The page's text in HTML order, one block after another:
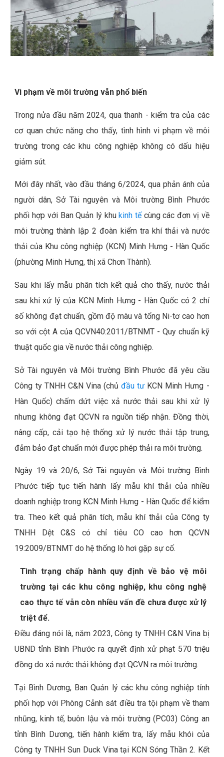
Vi phạm về môi trường vẫn phổ biến
Trong nửa đầu năm 2024, qua thanh - kiểm tra của các
cơ quan chức năng cho thấy, tình hình vi phạm về môi
trường trong các khu công nghiệp không có dấu hiệu
giảm sút.
Mới đây nhất, vào đầu tháng 6/2024, qua phản ánh của
người dân, Sở Tài nguyên và Môi trường Bình Phước
phối hợp với Ban Quản lý khu kinh tếcùng các đơn vị về
môi trường thành lập 2 đoàn kiểm tra khí thải và nước
thải của Khu công nghiệp (KCN) Minh Hưng - Hàn Quốc
(phường Minh Hưng, thị xã Chơn Thành).
Sau khi lấy mẫu phân tích kết quả cho thấy, nước thải
sau khi xử lý của KCN Minh Hưng - Hàn Quốc có 2 chỉ
số không đạt chuẩn, gồm độ màu và tổng Ni-tơ cao hơn
so với cột A của QCVN40:2011/BTNMT - Quy chuẩn kỹ
thuật quốc gia về nước thải công nghiệp.
Sở Tài nguyên và Môi trường Bình Phước đã yêu cầu
Công ty TNHH C&N Vina (chủđầu tư KCN Minh Hưng -
Hàn Quốc) chấm dứt việc xả nước thải sau khi xử lý
nhưng không đạt QCVN ra nguồn tiếp nhận. Đồng thời,
nâng cấp, cải tạo hệ thống xử lý nước thải tập trung,
đảm bảo đạt chuẩn mới được phép thải ra môi trường.
Ngày 19 và 20/6, Sở Tài nguyên và Môi trường Bình
Phước tiếp tục tiến hành lấy mẫu khí thải của nhiều
doanh nghiệp trong KCN Minh Hưng - Hàn Quốc để kiểm
tra. Theo kết quả phân tích, mẫu khí thải của Công ty
TNHH Dệt C&S có chỉ tiêu CO cao hơn QCVN
19:2009/BTNMT do hệ thống lò hơi gặp sự cố.
Tình trạng chấp hành quy định về bảo vệ môi
trường tại các khu công nghiệp, khu công nghệ
cao thực tế vẫn còn nhiều vấn đề chưa được xử lý
triệt để.
Điều đáng nói là, năm 2023, Công ty TNHH C&N Vina bị
UBND tỉnh Bình Phước ra quyết định xử phạt 570 triệu
đồng do xả nước thải không đạt QCVN ra môi trường.
Tại Bình Dương, Ban Quản lý các khu công nghiệp tỉnh
phối hợp với Phòng Cảnh sát điều tra tội phạm về tham
nhũng, kinh tế, buôn lậu và môi trường (PC03) Công an
tỉnh Bình Dương, tiến hành kiểm tra, lấy mẫu khói của
Công ty TNHH Sun Duck Vina tại KCN Sóng Thần 2. Kết